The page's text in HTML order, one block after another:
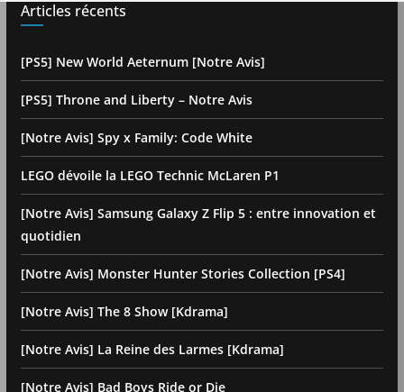
Articles récents
[PS5] New World Aeternum [Notre Avis]
[PS5] Throne and Liberty – Notre Avis
[Notre Avis] Spy x Family: Code White
LEGO dévoile la LEGO Technic McLaren P1
[Notre Avis] Samsung Galaxy Z Flip 5 : entre innovation et
quotidien
[Notre Avis] Monster Hunter Stories Collection [PS4]
[Notre Avis] The 8 Show [Kdrama]
[Notre Avis] La Reine des Larmes [Kdrama]
[Notre Avis] Bad Boys Ride or Die